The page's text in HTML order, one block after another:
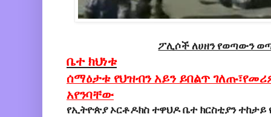
ፖሊሶች ለሀዘን የወጣውን
ቤተ ክህነቱ
ሰማዕታቱ የህዝብን አይን ይበልጥ
አየንባቸው
የኢትዮጵያ ኦርቶዶክስ ተዋህዶ ቤተ ክርስቲያን ተከታይ